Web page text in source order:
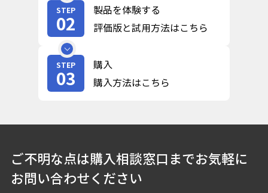
STEP
02
製品を体験する
評価版と試用方法はこちら
STEP
03
購入
購入方法はこちら
ご不明な点は購入相談窓口までお気軽に
お問い合わせください